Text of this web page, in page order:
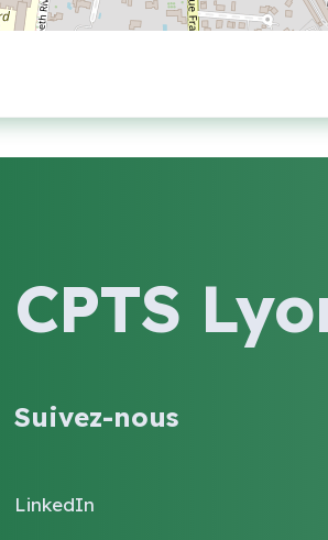
CPTS
Suivez-nous
LinkedIn